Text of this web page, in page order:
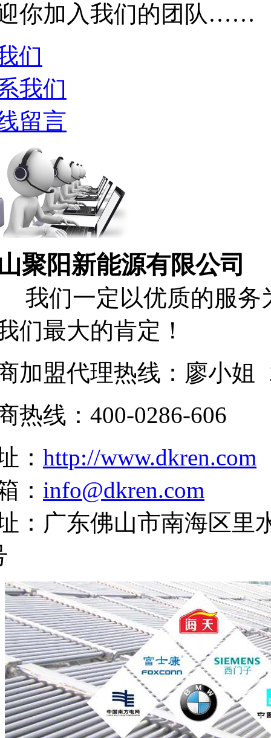
你加入我们的团队……
们
我们
留言
聚阳新能源有限公司
一定以优质的服务为
们最大的肯定！
加盟代理热线：廖小姐
热线：400-0286-606
： http://www.dkren.com
： info@dkren.com
：广东佛山市南海区里